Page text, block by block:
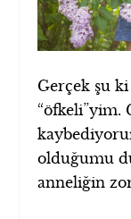
Gerçek şu
“öfkeli”yim.
olduğumu
anneliğin